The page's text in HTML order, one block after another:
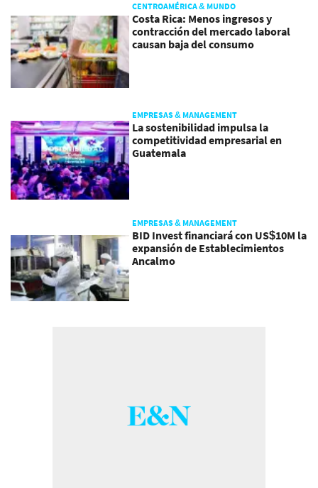
CENTROAMÉRICA & MUNDO
Costa Rica: Menos ingresos y
contracción del mercado laboral
causan baja del consumo
EMPRESAS & MANAGEMENT
La sostenibilidad impulsa la
competitividad empresarial en
Guatemala
EMPRESAS & MANAGEMENT
BID Invest financiará con US$10M la
expansión de Establecimientos
Ancalmo